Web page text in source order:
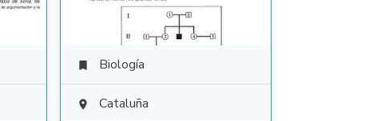
 Biología
 Cataluña